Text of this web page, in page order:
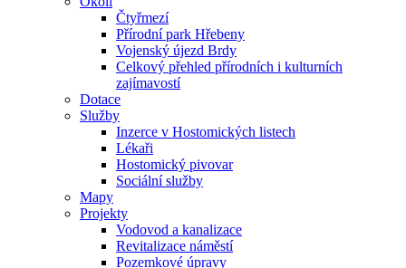
Čtyřmezí
Přírodní park Hřebeny
Vojenský újezd Brdy
Celkový přehled přírodních i kulturních
zajímavostí
Dotace
Služby
Inzerce v Hostomických listech
Lékaři
Hostomický pivovar
Sociální služby
Mapy
Projekty
Vodovod a kanalizace
Revitalizace náměstí
Pozemkové úpravy